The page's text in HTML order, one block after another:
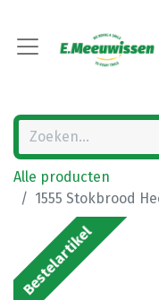
Alle producten
1555 Stokbrood
Bestelartikel